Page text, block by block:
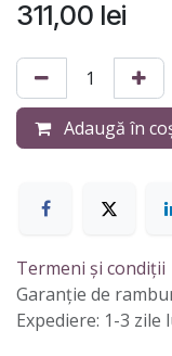
311,00 lei
Adaugă în
Termeni și condiții
Garanție de
Expediere: 1-3 zile